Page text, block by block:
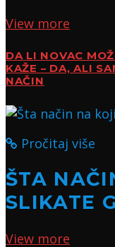
View more
DA LI NOVAC
KAŽE – DA, ALI
NAČIN
Pročitaj više
ŠTA
SLIKATE
View more